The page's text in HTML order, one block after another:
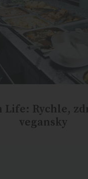
Life: Rychle,
vegansky